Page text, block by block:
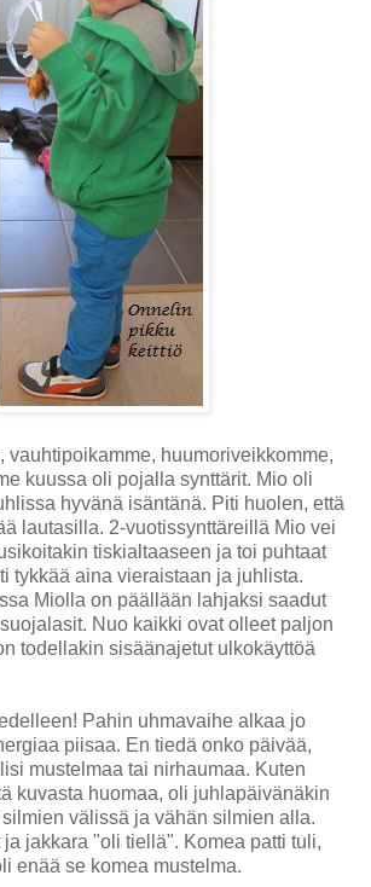
vauhtipoikamme, huumoriveikkomme,
kuussa oli pojalla synttärit. Mio oli
hyvänä isäntänä. Piti huolen, että
lautasilla. 2-vuotissynttäreillä Mio vei
tiskialtaaseen ja toi puhtaat
tykkää aina vieraistaan ja juhlista.
Miolla on päällään lahjaksi saadut
Nuo kaikki ovat olleet paljon
todellakin sisäänajetut ulkokäyttöä
Pahin uhmavaihe alkaa jo
piisaa. En tiedä onko päivää,
mustelmaa tai nirhaumaa. Kuten
kuvasta huomaa, oli juhlapäivänäkin
välissä ja vähän silmien alla.
jakkara "oli tiellä". Komea patti tuli,
enää se komea mustelma.